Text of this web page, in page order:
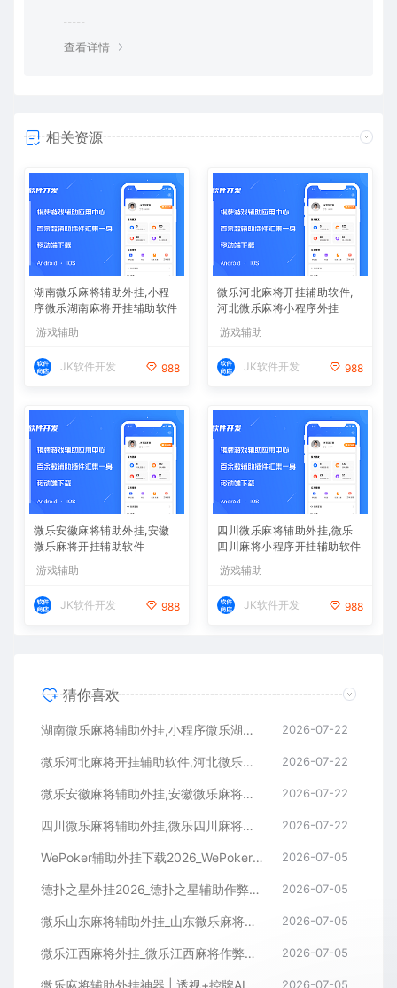
查看详情
相关资源
湖南微乐麻将辅助外挂,小程
序微乐湖南麻将开挂辅助软件
游戏辅助
JK软件开发 988
微乐河北麻将开挂辅助软件,
河北微乐麻将小程序外挂
游戏辅助
JK软件开发 988
微乐安徽麻将辅助外挂,安徽
微乐麻将开挂辅助软件
游戏辅助
JK软件开发 988
四川微乐麻将辅助外挂,微乐
四川麻将小程序开挂辅助软件
游戏辅助
JK软件开发 988
猜你喜欢
湖南微乐麻将辅助外挂,小程序微乐湖南麻将开挂辅助软件 2026-07-22
微乐河北麻将开挂辅助软件,河北微乐麻将小程序外挂 2026-07-22
微乐安徽麻将辅助外挂,安徽微乐麻将开挂辅助软件 2026-07-22
四川微乐麻将辅助外挂,微乐四川麻将小程序开挂辅助软件 2026-07-22
WePoker辅助外挂下载2026_WePoker微扑克透视作弊软件 2026-07-05
德扑之星外挂2026_德扑之星辅助作弊软件_德扑之星透视器下载 2026-07-05
微乐山东麻将辅助外挂_山东微乐麻将作弊软件透视下载 2026-07-05
微乐江西麻将外挂_微乐江西麻将作弊辅助软件 2026-07-05
2026-07-05